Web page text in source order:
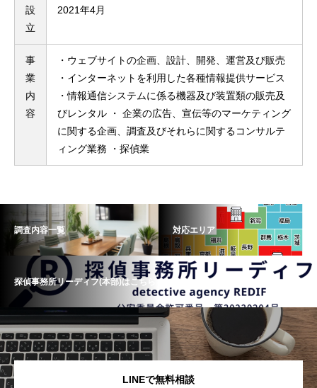
設
立
2021年4月
事
業
内
容
・ウェブサイトの企画、設計、開発、運営及び販売
・インターネットを利用した各種情報提供サービス
・情報通信システムに係る機器及び装置類の販売及
びレンタル ・ 企業の広告、宣伝等のマーケティング
に関する企画、調査及びそれらに関するコンサルテ
ィング業務 ・探偵業
調査内容一覧 対応エリア
探偵事務所リーディフ(本部)はこちら
LINEで無料相談